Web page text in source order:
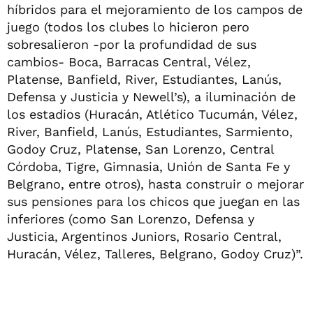
híbridos para el mejoramiento de los campos de
juego (todos los clubes lo hicieron pero
sobresalieron -por la profundidad de sus
cambios- Boca, Barracas Central, Vélez,
Platense, Banfield, River, Estudiantes, Lanús,
Defensa y Justicia y Newell’s), a iluminación de
los estadios (Huracán, Atlético Tucumán, Vélez,
River, Banfield, Lanús, Estudiantes, Sarmiento,
Godoy Cruz, Platense, San Lorenzo, Central
Córdoba, Tigre, Gimnasia, Unión de Santa Fe y
Belgrano, entre otros), hasta construir o mejorar
sus pensiones para los chicos que juegan en las
inferiores (como San Lorenzo, Defensa y
Justicia, Argentinos Juniors, Rosario Central,
Huracán, Vélez, Talleres, Belgrano, Godoy Cruz)”.